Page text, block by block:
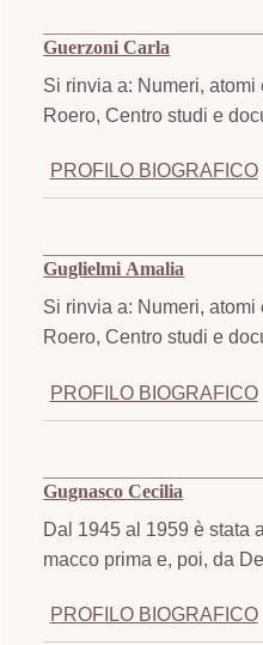
Guerzoni Carla
Si rinvia a: Numeri,
Roero, Centro studi e
PROFILO BIOGRAFICO
Guglielmi Amalia
Si rinvia a: Numeri,
Roero, Centro studi e
PROFILO BIOGRAFICO
Gugnasco Cecilia
Dal 1945 al 1959 è stata
macco prima e, poi, da
PROFILO BIOGRAFICO